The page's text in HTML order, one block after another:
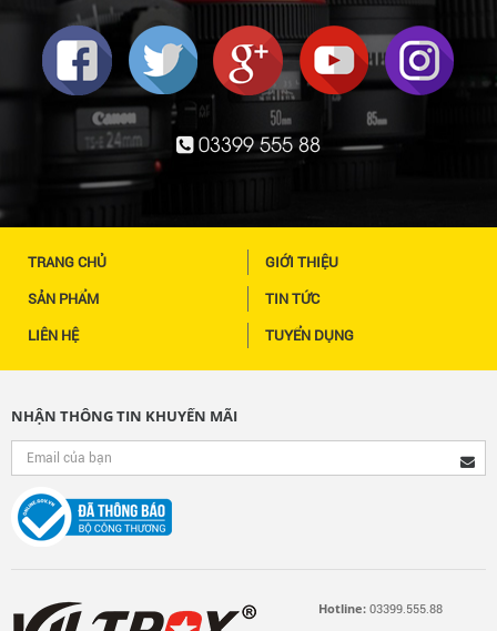
03399 555 88
TRANG CHỦ GIỚI THIỆU
SẢN PHẨM TIN TỨC
LIÊN HỆ TUYỂN DỤNG
NHẬN THÔNG TIN KHUYẾN MÃI
Hotline: 03399.555.88